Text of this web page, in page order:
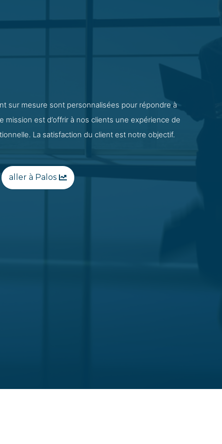
sur mesure sont personnalisées pour répondre à
mission est d’offrir à nos clients une expérience de
La satisfaction du client est notre objectif.
aller à Palos